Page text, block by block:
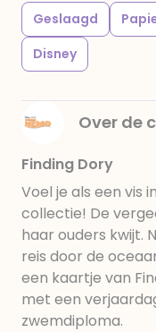
Geslaagd
Disney
Over de
Finding Dory
Voel je als een vis
collectie! De
haar ouders kwijt.
reis door de
een kaartje van
met een
zwemdiploma.